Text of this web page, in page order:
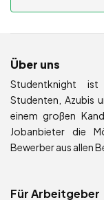
Über uns
Studentknight
Studenten, Azubis
einem großen
Jobanbieter die
Bewerber aus allen
Für Arbeitgeber